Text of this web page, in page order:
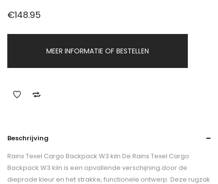
€148.95
MEER INFORMATIE OF BESTELLEN
Beschrijving
Rains Texel Cargo Backpack W3 kiln De Rains Texel Cargo
Backpack W3 kiln is een opvallende verschijning door de
dieprode kleur en het strakke, functionele ontwerp. Deze rugzak